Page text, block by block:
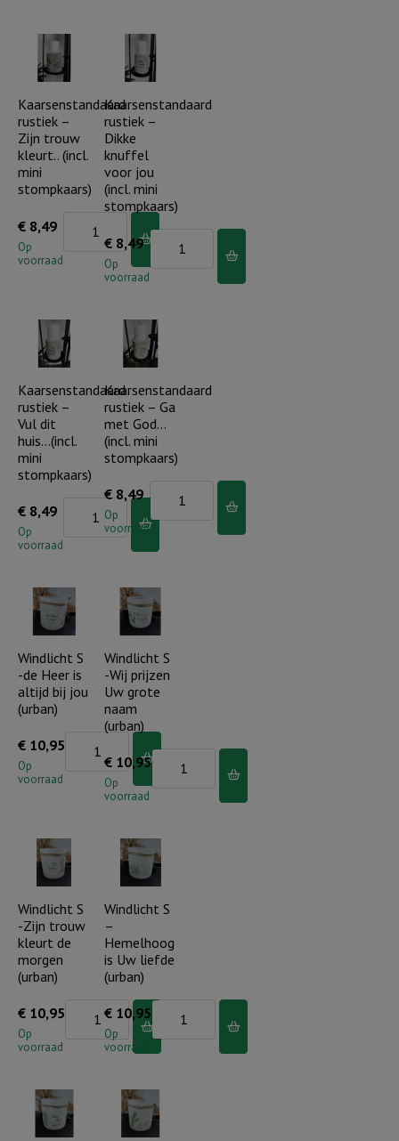
aantal
maakt
dit
huis..
(incl.
stompkaars)
aantal
Kaarsenstandaard
rustiek –
Zijn trouw
kleurt.. (incl.
mini
stompkaars)
€ 8,49
Op
voorraad
Kaarsenstandaard
trouw
kleurt..
(incl.
mini
stompkaars)
aantal
Kaarsenstandaard
rustiek –
Dikke
knuffel
voor jou
(incl. mini
stompkaars)
€ 8,49
Op
voorraad
Kaarsenstandaard
rustiek
knuffel
voor
jou
(incl.
mini
stompkaars)
Kaarsenstandaard
rustiek –
Vul dit
huis…(incl.
mini
stompkaars)
€ 8,49
Op
voorraad
Kaarsenstandaard
dit
huis...
(incl.
mini
stompkaars)
Kaarsenstandaard
rustiek – Ga
met God…
(incl. mini
stompkaars)
€ 8,49
Op
voorraad
rustiek
met
God...
(incl.
mini
stompkaars)
Windlicht S
-de Heer is
altijd bij jou
(urban)
€ 10,95
Op
voorraad
Heer
is
altijd
bij
jou
Windlicht S
-Wij prijzen
Uw grote
naam
(urban)
€ 10,95
Op
voorraad
Windlicht
S
prijzen
Uw
grote
(urban)
Windlicht S
-Zijn trouw
kleurt de
morgen
(urban)
€ 10,95
Op
voorraad
Windlicht
trouw
kleurt
Windlicht S
–
Hemelhoog
is Uw liefde
(urban)
€ 10,95
Op
voorraad
Windlicht
S
-
is
Uw